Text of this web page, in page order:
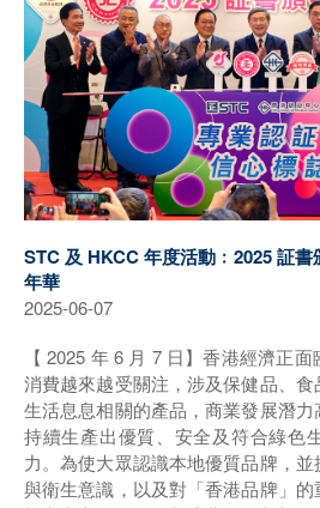
STC 及 HKCC 年度活動﹕2025 証
年華
2025-06-07
【 2025 年 6 月 7 日】香港經濟正
消費越來越受關注，涉及保健品、
生活息息相關的產品，商業發展潛
持續生產出優質、安全及符合綠色
力。為使大眾認識本地優質品牌，
與衛生意識，以及對「香港品牌」